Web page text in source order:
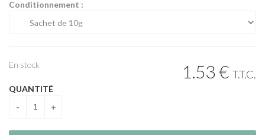
Conditionnement :
1.53€ T.T.C.
En stock
QUANTITÉ